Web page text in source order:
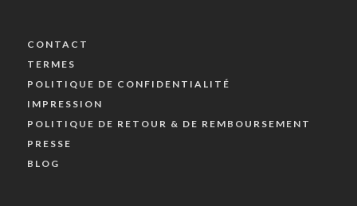
CONTACT
TERMES
POLITIQUE DE CONFIDENTIALITÉ
IMPRESSION
POLITIQUE DE RETOUR & DE REMBOURSEMENT
PRESSE
BLOG